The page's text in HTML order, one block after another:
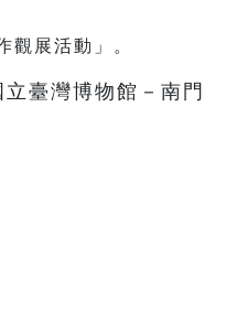
觀展活動」。
臺灣博物館－南門